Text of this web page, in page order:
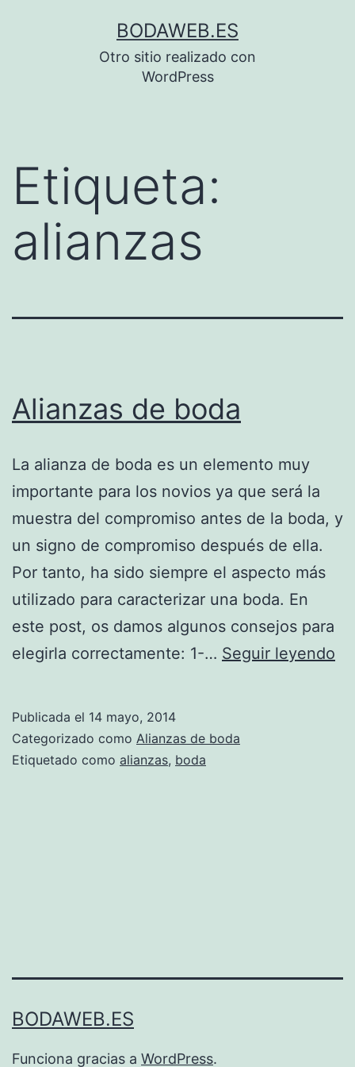
BODAWEB.ES
Otro sitio realizado con
WordPress
Etiqueta:
alianzas
Alianzas de boda
La alianza de boda es un elemento muy
importante para los novios ya que será la
muestra del compromiso antes de la boda, y
un signo de compromiso después de ella.
Por tanto, ha sido siempre el aspecto más
utilizado para caracterizar una boda. En
este post, os damos algunos consejos para
elegirla correctamente: 1-… Seguir leyendo
Publicada el 14 mayo, 2014
Categorizado como Alianzas de boda
Etiquetado como alianzas, boda
BODAWEB.ES
Funciona gracias a WordPress.